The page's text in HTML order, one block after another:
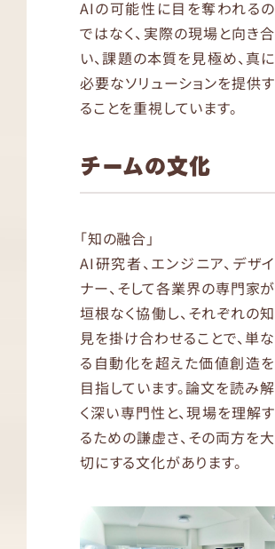
AIの可能性に目を奪われるの
ではなく、実際の現場と向き合
い、課題の本質を見極め、真に
必要なソリューションを提供す
ることを重視しています。
チームの文化
「知の融合」
AI研究者、エンジニア、デザイ
ナー、そして各業界の専門家が
垣根なく協働し、それぞれの知
見を掛け合わせることで、単な
る自動化を超えた価値創造を
目指しています。論文を読み解
く深い専門性と、現場を理解す
るための謙虚さ、その両方を大
切にする文化があります。